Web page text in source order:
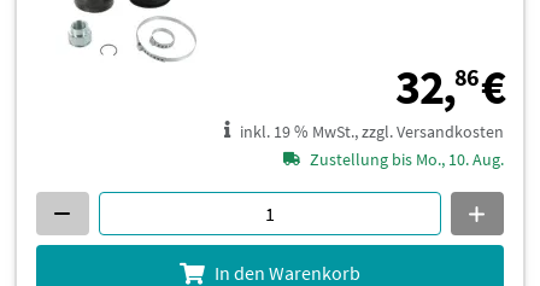
32,86€
inkl. 19 % MwSt., zzgl. Versandkosten
Zustellung bis Mo., 10. Aug.
In den Warenkorb